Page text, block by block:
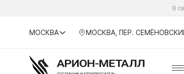
В
МОСКВА МОСКВА, ПЕР.